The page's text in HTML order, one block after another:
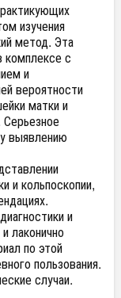
изучения
метод. Эта
комплексе с
и
вероятности
матки и
выявлению
и кольпоскопии,
и
лаконично
по этой
пользования.
случаи.